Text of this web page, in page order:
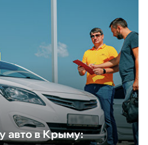
авто в Крыму: